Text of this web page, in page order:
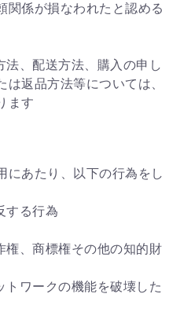
関係が損なわれたと認める
、配送方法、購入の申し
返品方法等については、
ます
にあたり、以下の行為をし
する行為
権、商標権その他の知的財
ワークの機能を破壊した